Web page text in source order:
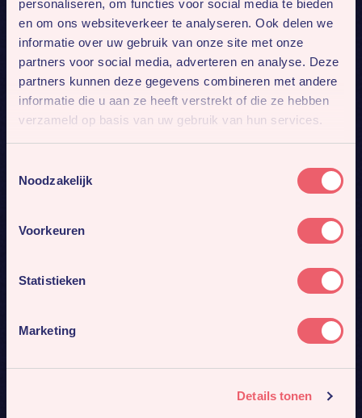
personaliseren, om functies voor social media te bieden
en om ons websiteverkeer te analyseren. Ook delen we
informatie over uw gebruik van onze site met onze
partners voor social media, adverteren en analyse. Deze
partners kunnen deze gegevens combineren met andere
informatie die u aan ze heeft verstrekt of die ze hebben
verzameld op basis van uw gebruik van hun services.
Noodzakelijk
Voorkeuren
Statistieken
Marketing
Details tonen